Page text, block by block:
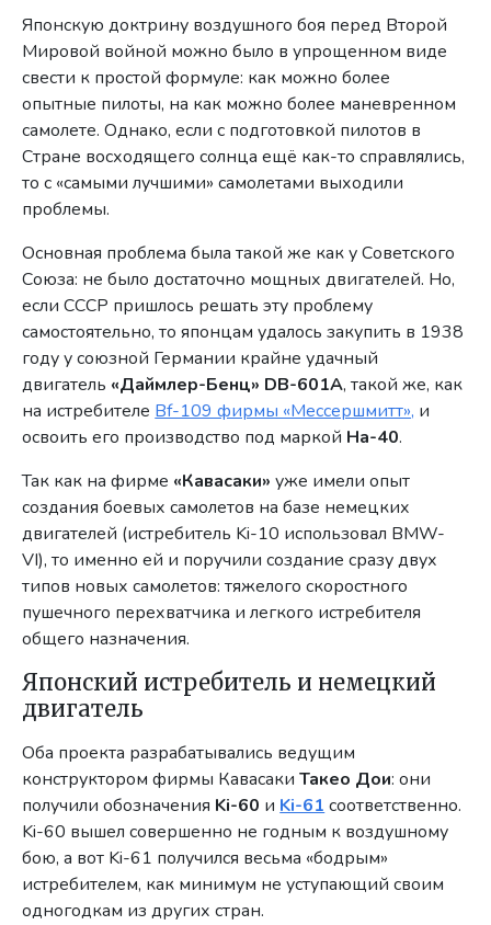
Японскую доктрину воздушного боя перед Второй
Мировой войной можно было в упрощенном виде
свести к простой формуле: как можно более
опытные пилоты, на как можно более маневренном
самолете. Однако, если с подготовкой пилотов в
Стране восходящего солнца ещё как-то справлялись,
то с «самыми лучшими» самолетами выходили
проблемы.
Основная проблема была такой же как у Советского
Союза: не было достаточно мощных двигателей. Но,
если СССР пришлось решать эту проблему
самостоятельно, то японцам удалось закупить в 1938
году у союзной Германии крайне удачный
двигатель «Даймлер-Бенц» DВ-601А, такой же, как
на истребителе Bf-109 фирмы «Мессершмитт», и
освоить его производство под маркой Ha-40.
Так как на фирме «Кавасаки» уже имели опыт
создания боевых самолетов на базе немецких
двигателей (истребитель Ki-10 использовал BMW-
VI), то именно ей и поручили создание сразу двух
типов новых самолетов: тяжелого скоростного
пушечного перехватчика и легкого истребителя
общего назначения.
Японский истребитель и немецкий
двигатель
Оба проекта разрабатывались ведущим
конструктором фирмы КавасакиТакео Дои: они
получили обозначения Ki-60 и Ki-61 соответственно.
Ki-60 вышел совершенно не годным к воздушному
бою, а вот Ki-61 получился весьма «бодрым»
истребителем, как минимум не уступающий своим
одногодкам из других стран.